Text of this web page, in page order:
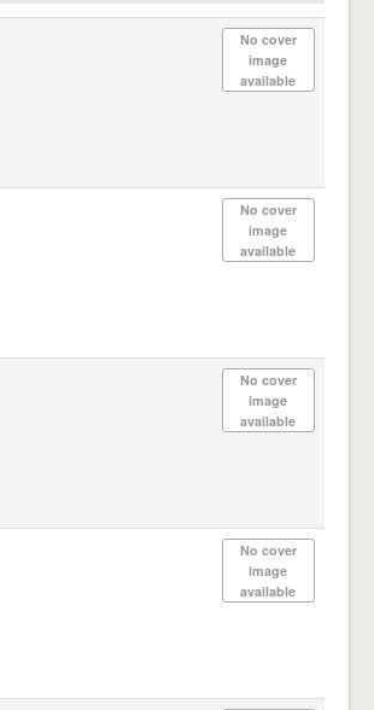
No cover
image
available
No cover
image
available
No cover
image
available
No cover
image
available